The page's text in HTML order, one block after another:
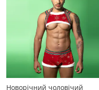
Новорічний чоловічий